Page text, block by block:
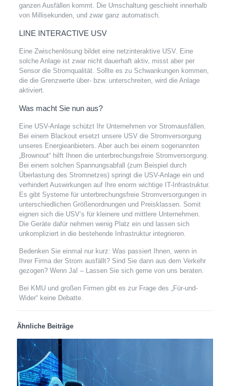
ganzen Ausfällen kommt. Die Umschaltung geschieht innerhalb
von Millisekunden, und zwar ganz automatisch.
LINE INTERACTIVE USV
Eine Zwischenlösung bildet eine netzinteraktive USV. Eine
solche Anlage ist zwar nicht dauerhaft aktiv, misst aber per
Sensor die Stromqualität. Sollte es zu Schwankungen kommen,
die die Grenzwerte über- bzw. unterschreiten, wird die Anlage
aktiviert.
Was macht Sie nun aus?
Eine USV-Anlage schützt Ihr Unternehmen vor Stromausfällen.
Bei einem Blackout ersetzt unsere USV die Stromversorgung
unseres Energieanbieters. Aber auch bei einem sogenannten
„Brownout“ hilft Ihnen die unterbrechungsfreie Stromversorgung.
Bei einem solchen Spannungsabfall (zum Beispiel durch
Überlastung des Stromnetzes) springt die USV-Anlage ein und
verhindert Auswirkungen auf Ihre enorm wichtige IT-Infrastruktur.
Es gibt Systeme für unterbrechungsfreie Stromversorgungen in
unterschiedlichen Größenordnungen und Preisklassen. Somit
eignen sich die USV‘s für kleinere und mittlere Unternehmen.
Die Geräte dafür nehmen wenig Platz ein und lassen sich
unkompliziert in die bestehende Infrastruktur integrieren.
Bedenken Sie einmal nur kurz: Was passiert Ihnen, wenn in
Ihrer Firma der Strom ausfällt? Sind Sie dann aus dem Verkehr
gezogen? Wenn Ja! – Lassen Sie sich gerne von uns beraten.
Bei KMU und großen Firmen gibt es zur Frage des „Für-und-
Wider“ keine Debatte.
Ähnliche Beiträge